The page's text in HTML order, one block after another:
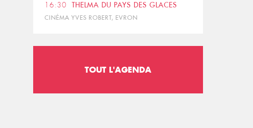
16:30 THELMA DU PAYS DES GLACES
CINÉMA YVES ROBERT, EVRON
TOUT L'AGENDA